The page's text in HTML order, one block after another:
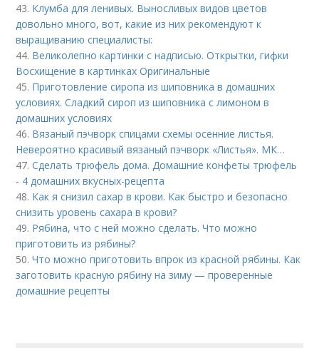
43. Клумба для ленивых. Выносливых видов цветов
довольно много, вот, какие из них рекомендуют к
выращиванию специалисты:
44. Великолепно картинки с надписью. Открытки, гифки
Восхищение в картинках Оригинальные
45. Приготовление сиропа из шиповника в домашних
условиях. Сладкий сироп из шиповника с лимоном в
домашних условиях
46. Вязаный пэчворк спицами схемы осенние листья.
Невероятно красивый вязаный пэчворк «Листья». МК…
47.Сделать трюфель дома. Домашние конфеты трюфель
- 4 домашних вкусных-рецепта
48. Как я снизил сахар в крови. Как быстро и безопасно
снизить уровень сахара в крови?
49. Рябина, что с ней можно сделать. Что можно
приготовить из рябины?
50.Что можно приготовить впрок из красной рябины. Как
заготовить красную рябину на зиму — проверенные
домашние рецепты